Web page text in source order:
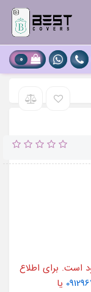
0
است. برای اطلاع
یا